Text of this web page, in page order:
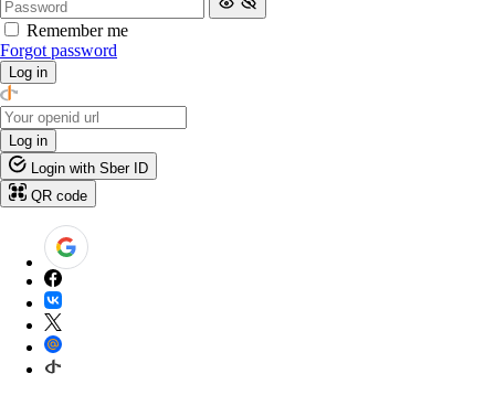
Remember me
Forgot password
Log in
Log in
Login with Sber ID
QR code